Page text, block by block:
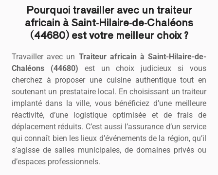
Pourquoi travailler avec un traiteur
africain à Saint-Hilaire-de-Chaléons
(44680) est votre meilleur choix ?
Travailler avec un Traiteur africain à Saint-Hilaire-de-
Chaléons (44680) est un choix judicieux si vous
cherchez à proposer une cuisine authentique tout en
soutenant un prestataire local. En choisissant un traiteur
implanté dans la ville, vous bénéficiez d’une meilleure
réactivité, d’une logistique optimisée et de frais de
déplacement réduits. C’est aussi l’assurance d’un service
qui connaît bien les lieux d’événements de la région, qu’il
s’agisse de salles municipales, de domaines privés ou
d’espaces professionnels.